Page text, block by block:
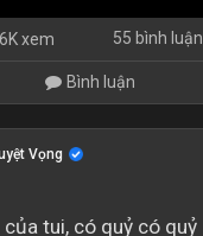
xem 55 bình luận
Bình luận
Vọng
tui, có quỷ có quỷ